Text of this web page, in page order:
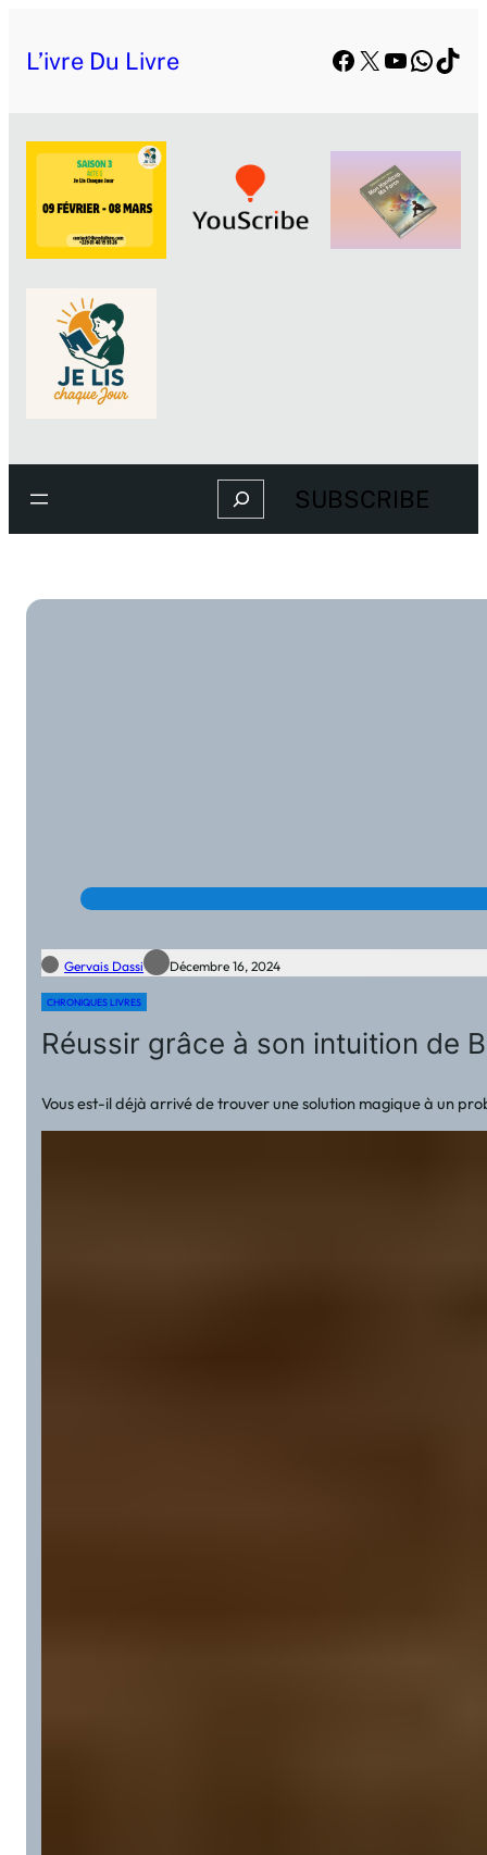
L’ivre Du Livre Facebook
X YouTube
Search SUBSCRIBE
Gervais Dassi Décembre 16, 2024
CHRONIQUES LIVRES
Réussir grâce à son intuition de
Vous est-il déjà arrivé de trouver une solution magique à un